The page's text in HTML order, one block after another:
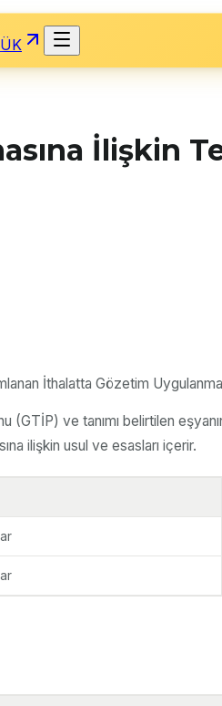
İlişkin
İthalatta Gözetim
ve tanımı belirtilen
ilişkin usul ve esasları içerir.